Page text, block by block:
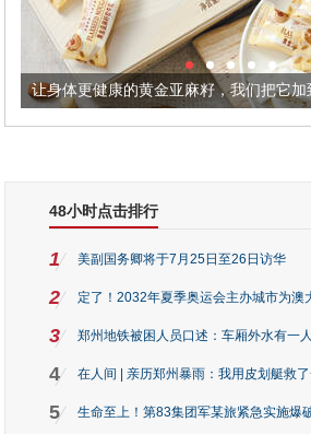
让身体更健康的黄金亚麻籽，我们把它加到了
48小时点击排行
1 美副国务卿将于7月25日至26日访华
2 定了！2032年夏季奥运会主办城市为澳
3 郑州地铁被困人员口述：车厢外水有一
4 在人间 | 亲历郑州暴雨：我用皮划艇救
5 生命至上！第83集团军某旅紧急实施爆